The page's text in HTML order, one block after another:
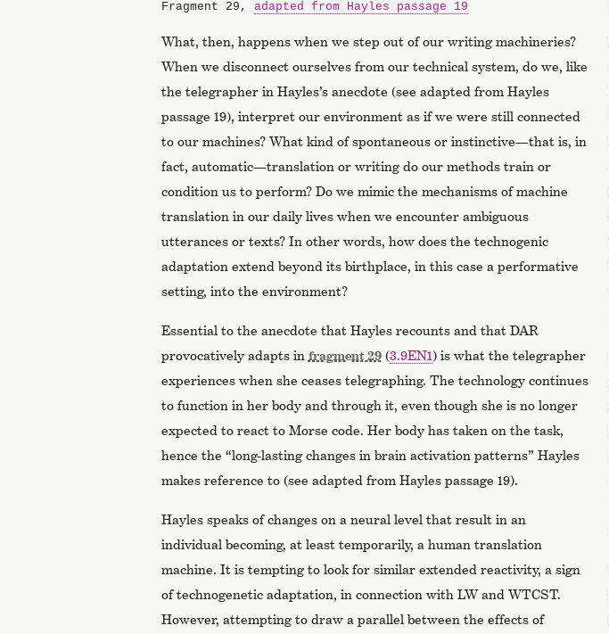
Fragment 29, adapted from Hayles passage 19
What, then, happens when we step out of our writing machineries?
When we disconnect ourselves from our technical system, do we, like
the telegrapher in Hayles’s anecdote (see adapted from Hayles
passage 19), interpret our environment as if we were still connected
to our machines? What kind of spontaneous or instinctive—that is, in
fact, automatic—translation or writing do our methods train or
condition us to perform? Do we mimic the mechanisms of machine
translation in our daily lives when we encounter ambiguous
utterances or texts? In other words, how does the technogenic
adaptation extend beyond its birthplace, in this case a performative
setting, into the environment?
Essential to the anecdote that Hayles recounts and that DAR
provocatively adapts in fragment 29(3.9EN1) is what the telegrapher
experiences when she ceases telegraphing. The technology continues
to function in her body and through it, even though she is no longer
expected to react to Morse code. Her body has taken on the task,
hence the “long-lasting changes in brain activation patterns” Hayles
makes reference to (see adapted from Hayles passage 19).
Hayles speaks of changes on a neural level that result in an
individual becoming, at least temporarily, a human translation
machine. It is tempting to look for similar extended reactivity, a sign
of technogenetic adaptation, in connection with LW and WTCST.
However, attempting to draw a parallel between the effects of